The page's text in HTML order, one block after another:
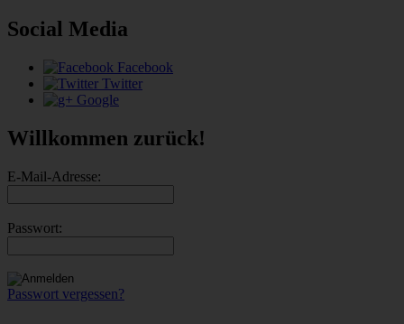
Social Media
Facebook
Twitter
Google
Willkommen zurück!
E-Mail-Adresse:
Passwort:
Passwort vergessen?